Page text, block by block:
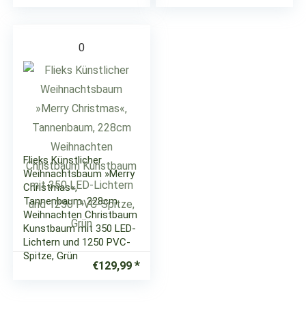
0
Flieks Künstlicher
Weihnachtsbaum »Merry
Christmas«,
Tannenbaum, 228cm
Weihnachten Christbaum
Kunstbaum mit 350 LED-
Lichtern und 1250 PVC-
Spitze, Grün
€129,99